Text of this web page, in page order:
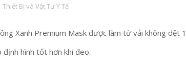
Thiết Bị và Vật Tư Y Tế
Xanh Premium Mask được làm từ vải không dệt
định hình tốt hơn khi đeo.